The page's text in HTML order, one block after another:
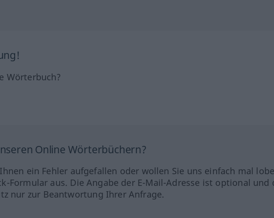
Wörterbuch?
Online Wörterbüchern?
ein Fehler aufgefallen oder wollen Sie uns einfach mal
Formular aus. Die Angabe der E-Mail-Adresse ist optional und
nur zur Beantwortung Ihrer Anfrage.